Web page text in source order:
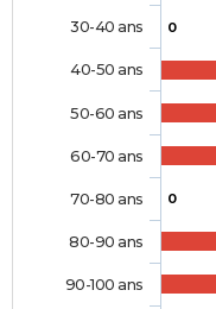
0
0
30-40 ans
40-50 ans
50-60 ans
60-70 ans
70-80 ans
80-90 ans
90-100 ans